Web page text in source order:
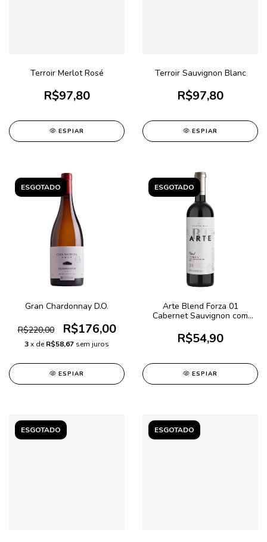
Terroir Merlot Rosé
R$97,80
ESPIAR
Terroir Sauvignon Blanc
R$97,80
ESPIAR
ESGOTADO
Gran Chardonnay D.O.
R$220,00 R$176,00
3x deR$58,67 sem juros
ESPIAR
ESGOTADO
Arte Blend Forza 01
Cabernet Sauvignon com
R$54,90
ESPIAR
ESGOTADO ESGOTADO